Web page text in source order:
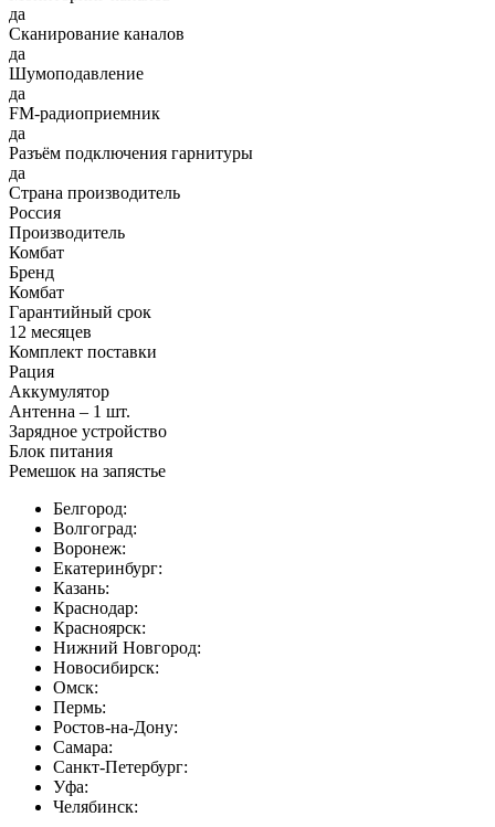
да
Сканирование каналов
да
Шумоподавление
да
FM-радиоприемник
да
Разъём подключения гарнитуры
да
Страна производитель
Россия
Производитель
Комбат
Бренд
Комбат
Гарантийный срок
12 месяцев
Комплект поставки
Рация
Аккумулятор
Антенна – 1 шт.
Зарядное устройство
Блок питания
Ремешок на запястье
Белгород:
Волгоград:
Воронеж:
Екатеринбург:
Казань:
Краснодар:
Красноярск:
Нижний Новгород:
Новосибирск:
Омск:
Пермь:
Ростов-на-Дону:
Самара:
Санкт-Петербург:
Уфа:
Челябинск: